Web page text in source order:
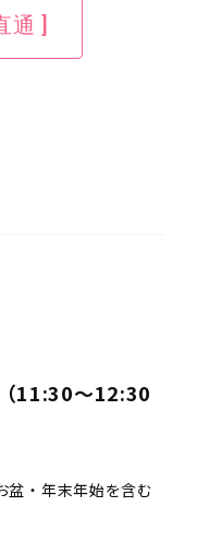
通 ]
11:30～12:30
盆・年末年始を含む